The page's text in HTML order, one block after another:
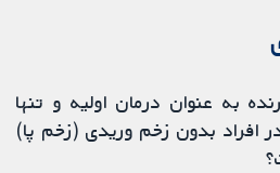
به عنوان درمان اولیه و تنها
افراد بدون زخم وریدی (زخم پا)